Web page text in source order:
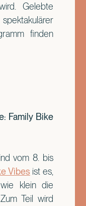
Gelebte
finden
Family Bike
vom 8. bis
Vibes ist es,
klein die
Teil wird